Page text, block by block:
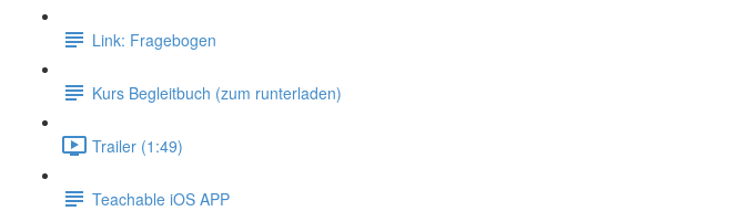
Link: Fragebogen
Kurs Begleitbuch (zum runterladen)
Trailer (1:49)
Teachable iOS APP